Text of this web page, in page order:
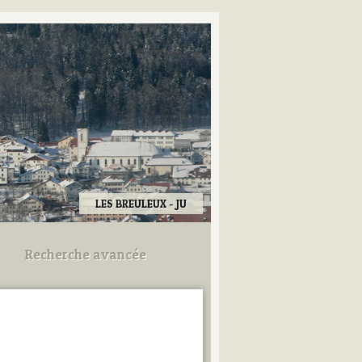
LES BREULEUX - JU
Recherche avancée
Utilisez les champs ci-dessous